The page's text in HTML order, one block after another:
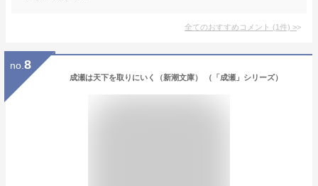
全てのおすすめコメント (1件) >
no. 8
成瀬は天下を取りにいく（新潮文庫） （「成瀬」シリーズ）